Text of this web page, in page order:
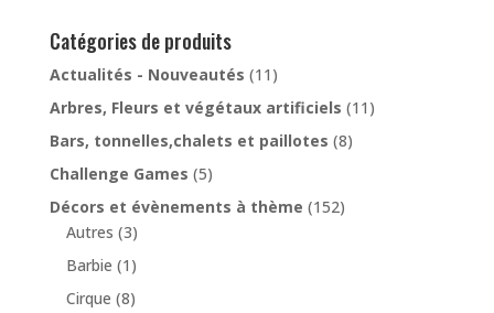
Catégories de produits
Actualités - Nouveautés (11)
Arbres, Fleurs et végétaux artificiels (11)
Bars, tonnelles,chalets et paillotes (8)
Challenge Games (5)
Décors et évènements à thème (152)
Autres (3)
Barbie (1)
Cirque (8)